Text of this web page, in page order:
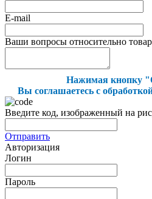
E-mail
Ваши вопросы относительно
Нажимая кнопку
Вы соглашаетесь с
Введите код, изображенный на
Отправить
Авторизация
Логин
Пароль